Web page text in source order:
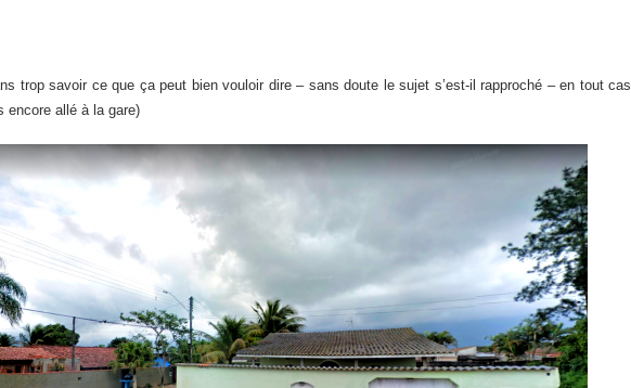
trop savoir ce que ça peut bien vouloir dire – sans doute le sujet s’est-il rapproché – en tout cas
encore allé à la gare)